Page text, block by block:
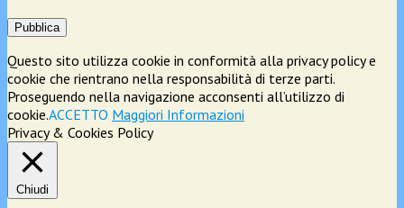
Pubblica
Questo sito utilizza cookie in conformità alla privacy policy e
cookie che rientrano nella responsabilità di terze parti.
Proseguendo nella navigazione acconsenti all’utilizzo di
cookie.ACCETTO Maggiori Informazioni
Privacy & Cookies Policy
Chiudi